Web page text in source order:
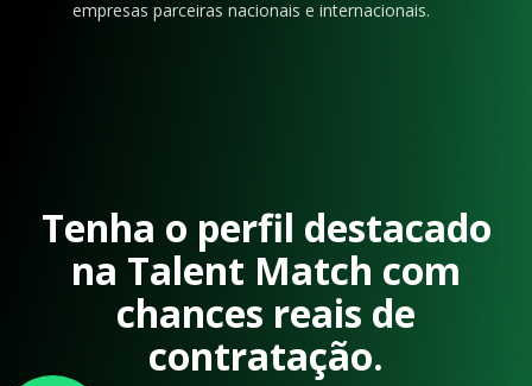
empresas parceiras nacionais e internacionais.
Tenha o perfil destacado
na Talent Match com
chances reais de
contratação.